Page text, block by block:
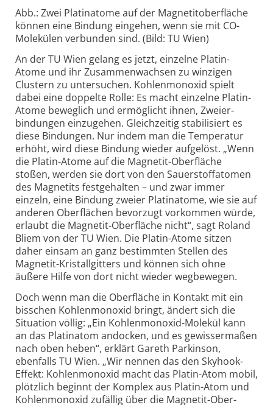
Abb.: Zwei Platinatome auf der Magnetit­ober­fläche
können eine Bindung ein­gehen, wenn sie mit CO-
Mole­külen ver­bunden sind. (Bild: TU Wien)
An der TU Wien gelang es jetzt, einzelne Platin-
Atome und ihr Zusamme­nwachsen zu winzigen
Clustern zu unter­suchen. Kohlen­monoxid spielt
dabei eine doppelte Rolle: Es macht einzelne Platin-
Atome beweg­lich und ermög­licht ihnen, Zweier­
bindungen einzu­gehen. Gleich­zeitig stabi­lisiert es
diese Bindungen. Nur indem man die Tempe­ratur
erhöht, wird diese Bindung wieder auf­ge­löst. „Wenn
die Platin-Atome auf die Magnetit-Ober­fläche
stoßen, werden sie dort von den Sauer­stoff­atomen
des Magnetits fest­ge­halten – und zwar immer
einzeln, eine Bindung zweier Platin­atome, wie sie auf
anderen Ober­flächen bevor­zugt vor­kommen würde,
erlaubt die Magnetit-Ober­fläche nicht“, sagt Roland
Bliem von der TU Wien. Die Platin-Atome sitzen
daher einsam an ganz bestimmten Stellen des
Magnetit-Kristall­gitters und können sich ohne
äußere Hilfe von dort nicht wieder weg­bewegen.
Doch wenn man die Oberfläche in Kontakt mit ein
bisschen Kohlen­monoxid bringt, ändert sich die
Situ­ation völlig: „Ein Kohle­nmonoxid-Molekül kann
an das Platin­atom andocken, und es gewisser­maßen
nach oben heben“, erklärt Gareth Parkinson,
ebenfalls TU Wien. „Wir nennen das den Skyhook-
Effekt: Kohlen­monoxid macht das Platin-Atom mobil,
plötzlich beginnt der Komplex aus Platin-Atom und
Kohlen­monoxid zufällig über die Magnetit-Ober­